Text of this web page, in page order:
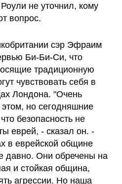
не уточнил, кому
вопрос.
сэр Эфраим
Би-Би-Си, что
традиционную
чувствовать себя в
Лондона. "Очень
этом, но сегодняшние
безопасность не
еврей, - сказал он. -
в еврейской общине
давно. Они обречены на
и стойкая община,
агрессии. Но наша